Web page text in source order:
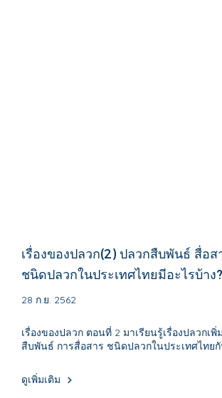
เรื่องของปลวก(2) ปลวกสืบพันธ์ สื่อส
ชนิดปลวกในประเทศไทยมีอะไรบ้าง?
28 ก.ย. 2562
เรื่องของปลวก ตอนที่ 2 มาเรียนรู้เรื่องปลวกเพิ่
สืบพันธ์ การสื่อสาร ชนิดปลวกในประเทศไทย
ดูเพิ่มเติม